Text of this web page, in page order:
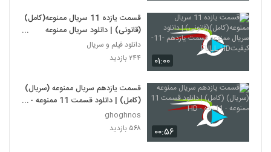
۰۱:۰۰
قسمت یازده 11 سریال ممنوعه(کامل)
(قانونی) | دانلود سریال ممنوعه
قسمت یازدهم -11-کیفیتFULL HD
دانلود فیلم و سریال
۲۴۴ بازدید
۰۰:۵۶
قسمت یازدهم سریال ممنوعه (سریال)
(کامل) | دانلود قسمت 11 ممنوعه -
11- ده - HD
ghoghnos
۵۶۸ بازدید